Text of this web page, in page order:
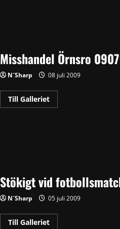
Misshandel Örnsro
N´Sharp 08 juli 2009
Till GallerietRead
more
Stökigt vid
N´Sharp 05 juli 2009
Till GallerietRead